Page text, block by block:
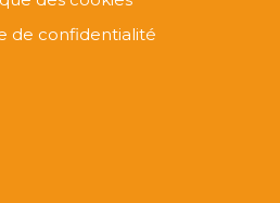
de confidentialité